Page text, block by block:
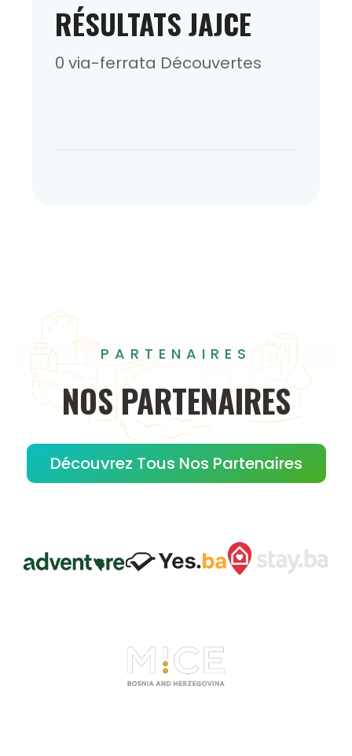
RÉSULTATS JAJCE
0 via-ferrata Découvertes
PARTENAIRES
NOS PARTENAIRES
Découvrez Tous Nos Partenaires